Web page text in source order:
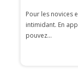
Pour les novices
intimidant. En
pouvez...